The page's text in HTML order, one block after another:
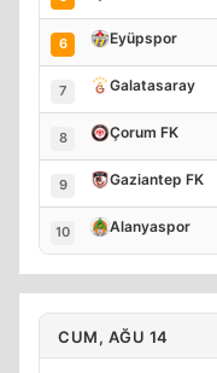
6 Eyüpspor
7 Galatasaray
8 Çorum FK
9 Gaziantep FK
10 Alanyaspor
CUM, AĞU 14